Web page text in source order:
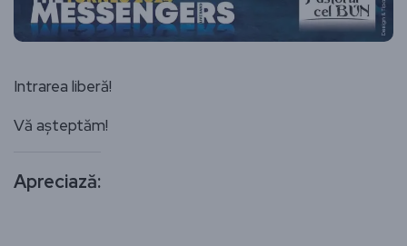
Intrarea liberă!
Vă așteptăm!
Apreciază: